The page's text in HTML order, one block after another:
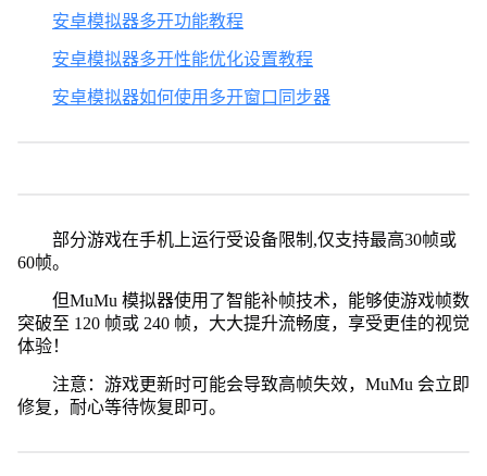
安卓模拟器多开功能教程
安卓模拟器多开性能优化设置教程
安卓模拟器如何使用多开窗口同步器
部分游戏在手机上运行受设备限制,仅支持最高30帧或
60帧。
但MuMu 模拟器使用了智能补帧技术，能够使游戏帧数
突破至 120 帧或 240 帧，大大提升流畅度，享受更佳的视觉
体验！
注意：游戏更新时可能会导致高帧失效，MuMu 会立即
修复，耐心等待恢复即可。